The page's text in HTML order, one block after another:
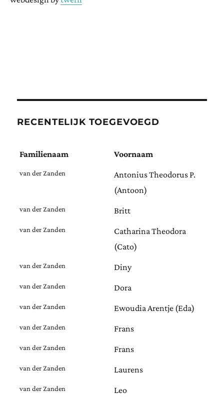
RECENTELIJK TOEGEVOEGD
Familienaam Voornaam
van der Zanden
Antonius Theodorus P.
(Antoon)
van der Zanden Britt
van der Zanden
Catharina Theodora
(Cato)
van der Zanden Diny
van der Zanden Dora
van der Zanden Ewoudia Arentje (Eda)
van der Zanden Frans
van der Zanden Frans
van der Zanden Laurens
van der Zanden Leo